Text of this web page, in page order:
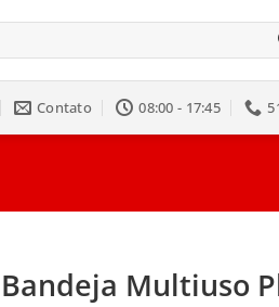
Contato 08:00 - 17:45
Bandeja Multiuso